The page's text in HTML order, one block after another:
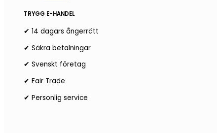
TRYGG E-HANDEL
✔ 14 dagars ångerrätt
✔ Säkra betalningar
✔ Svenskt företag
✔ Fair Trade
✔ Personlig service